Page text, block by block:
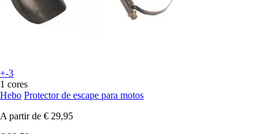
+-3
1 cores
Hebo Protector de escape para motos
A partir de € 29,95